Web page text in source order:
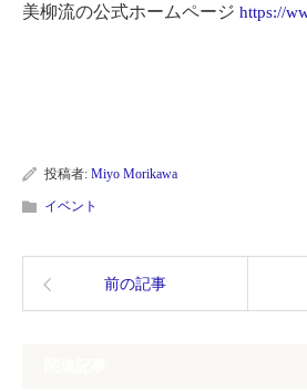
美柳流の公式ホームページ https://
投稿者: Miyo Morikawa
イベント
前の記事